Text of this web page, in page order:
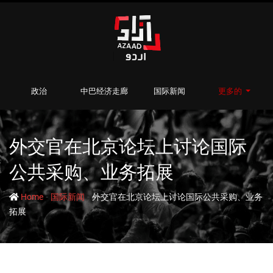
政治 中巴经济走廊 国际新闻 更多的
外交官在北京论坛上讨论国际
公共采购、业务拓展
Home- 国际新闻-外交官在北京论坛上讨论国际公共采购、业务
拓展